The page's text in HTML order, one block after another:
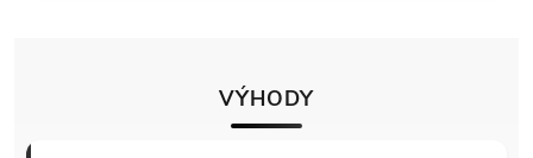
VÝHODY